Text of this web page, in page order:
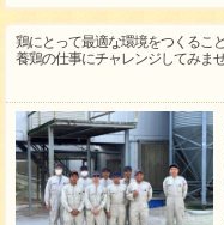
鶏にとって最適な環境をつくるこ
養鶏の仕事にチャレンジしてみま